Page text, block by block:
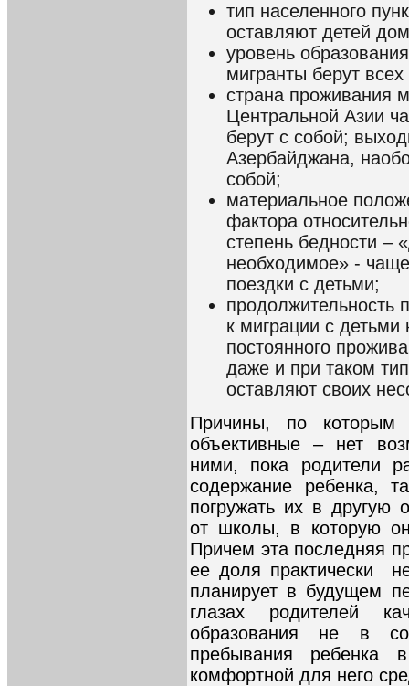
тип населенного
оставляют детей
уровень
мигранты берут
страна проживания
Центральной Азии
берут с собой;
Азербайджана,
собой;
материальное
фактора
степень бедности –
необходимое» - чаще
поездки с детьми;
продолжительность
к миграции с детьми
постоянного
даже и при таком
оставляют своих
Причины, по
объективные – нет
ними, пока родители
содержание ребенка,
погружать их в другую
от школы, в которую
Причем эта последняя
ее доля практически
планирует в будущем
глазах родителей
образования не в
пребывания
комфортной для него